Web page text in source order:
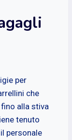
per
che
alla stiva
tenuto
personale